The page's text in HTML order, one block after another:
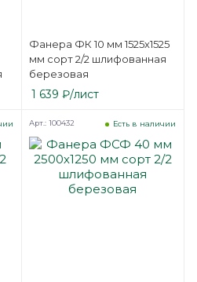
Фанера ФК 10 мм 1525х1525
мм сорт 2/2 шлифованная
березовая
1 639 ₽/лист
Есть в наличии
Арт.: 100432